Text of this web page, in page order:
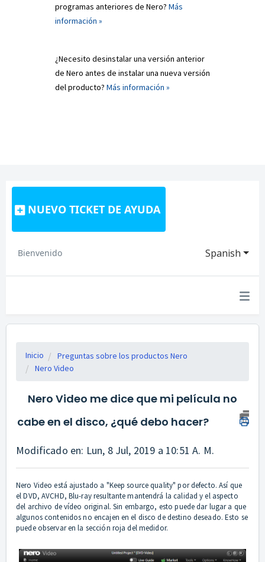
programas anteriores de Nero? Más
información »
¿Necesito desinstalar una versión anterior
de Nero antes de instalar una nueva versión
del producto? Más información »
NUEVO TICKET DE AYUDA
Spanish
Bienvenido
Inicio
Preguntas sobre los productos Nero
Nero Video
Nero Video me dice que mi película no
cabe en el disco, ¿qué debo hacer?
Modificado en: Lun, 8 Jul, 2019 a 10:51 A. M.
Nero Video está ajustado a "Keep source quality" por defecto. Así que
el DVD, AVCHD, Blu-ray resultante mantendrá la calidad y el aspecto
del archivo de vídeo original. Sin embargo, esto puede dar lugar a que
algunos contenidos no encajen en el disco de destino deseado. Esto se
puede observar en la sección roja del medidor.